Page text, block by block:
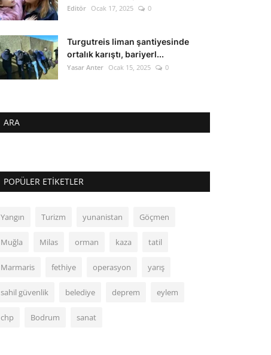
Editör Ocak 17, 2025 0
Turgutreis liman şantiyesinde
ortalık karıştı, bariyerl...
Yasar Anter Ocak 15, 2025 0
ARA
POPÜLER ETIKETLER
Yangın Turizm yunanistan Göçmen
Muğla Milas orman kaza tatil
Marmaris fethiye operasyon yarış
sahil güvenlik belediye deprem eylem
chp Bodrum sanat